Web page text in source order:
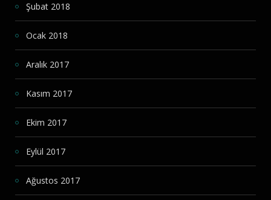
Şubat 2018
Ocak 2018
Aralık 2017
Kasım 2017
Ekim 2017
Eylül 2017
Ağustos 2017